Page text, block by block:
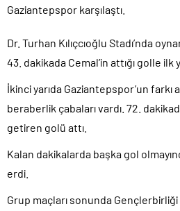
Gaziantepspor karşılaştı.
Dr. Turhan Kılıçcıoğlu Stadı’nda
43. dakikada Cemal’in attığı golle ilk
İkinci yarıda Gaziantepspor’un farkı
beraberlik çabaları vardı. 72.
getiren golü attı.
Kalan dakikalarda başka gol
erdi.
Grup maçları sonunda